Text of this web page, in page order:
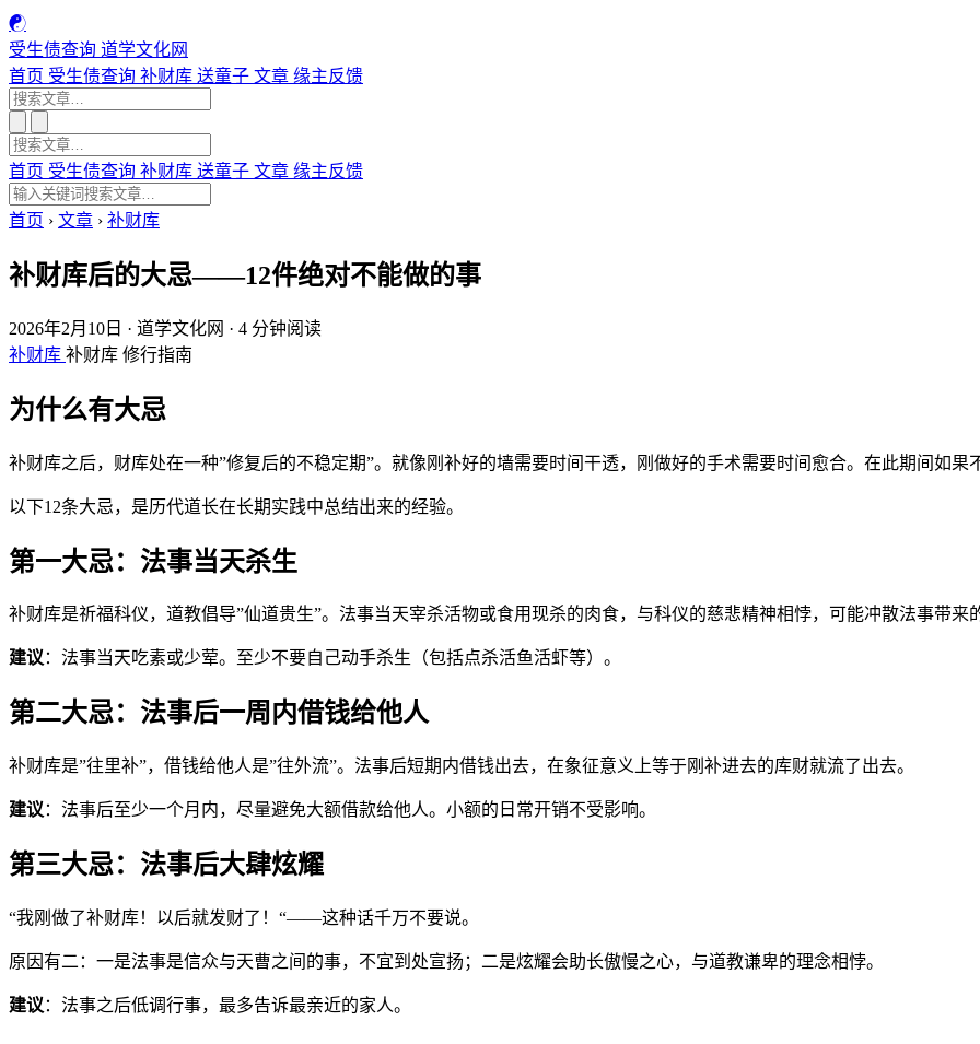
☯
受生债查询 道学文化网
首页 受生债查询 补财库 送童子 文章 缘主反馈
首页 受生债查询 补财库 送童子 文章 缘主反馈
首页 › 文章 › 补财库
补财库后的大忌——12件绝对不能做的事
2026年2月10日 · 道学文化网 · 4 分钟阅读
补财库 补财库 修行指南
为什么有大忌
补财库之后，财库处在一种”修复后的不稳定期”。就像刚补好的墙需要时间干透，刚做好的手术需要时间愈合。在此期间如果
以下12条大忌，是历代道长在长期实践中总结出来的经验。
第一大忌：法事当天杀生
补财库是祈福科仪，道教倡导”仙道贵生”。法事当天宰杀活物或食用现杀的肉食，与科仪的慈悲精神相悖，可能冲散法事带来
建议：法事当天吃素或少荤。至少不要自己动手杀生（包括点杀活鱼活虾等）。
第二大忌：法事后一周内借钱给他人
补财库是”往里补”，借钱给他人是”往外流”。法事后短期内借钱出去，在象征意义上等于刚补进去的库财就流了出去。
建议 ：法事后至少一个月内，尽量避免大额借款给他人。小额的日常开销不受影响。
第三大忌：法事后大肆炫耀
“我刚做了补财库！以后就发财了！“——这种话千万不要说。
原因有二：一是法事是信众与天曹之间的事，不宜到处宣扬；二是炫耀会助长傲慢之心，与道教谦卑的理念相悖。
建议 ：法事之后低调行事，最多告诉最亲近的家人。